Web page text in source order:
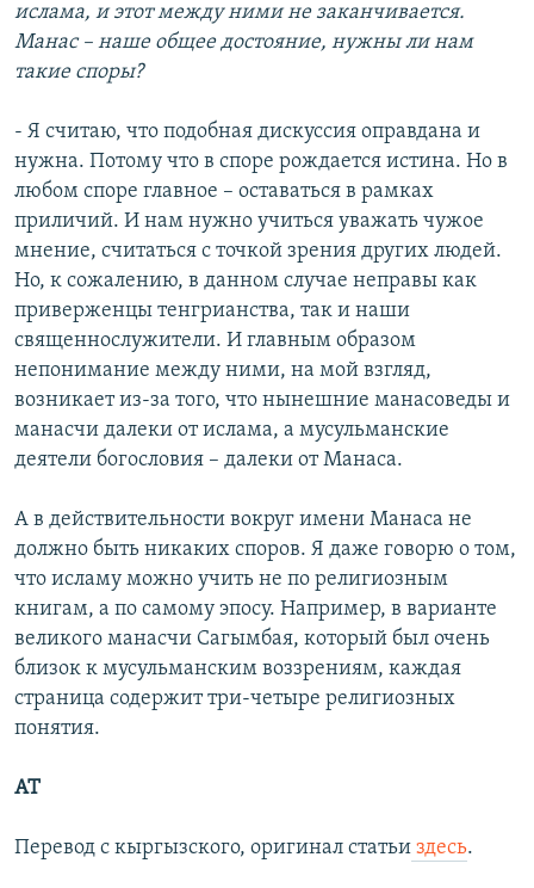
ислама, и этот между ними не заканчивается.
Манас – наше общее достояние, нужны ли нам
такие споры?
- Я считаю, что подобная дискуссия оправдана и
нужна. Потому что в споре рождается истина. Но в
любом споре главное – оставаться в рамках
приличий. И нам нужно учиться уважать чужое
мнение, считаться с точкой зрения других людей.
Но, к сожалению, в данном случае неправы как
приверженцы тенгрианства, так и наши
священнослужители. И главным образом
непонимание между ними, на мой взгляд,
возникает из-за того, что нынешние манасоведы и
манасчи далеки от ислама, а мусульманские
деятели богословия – далеки от Манаса.
А в действительности вокруг имени Манаса не
должно быть никаких споров. Я даже говорю о том,
что исламу можно учить не по религиозным
книгам, а по самому эпосу. Например, в варианте
великого манасчи Сагымбая, который был очень
близок к мусульманским воззрениям, каждая
страница содержит три-четыре религиозных
понятия.
АТ
Перевод с кыргызского, оригинал статьи здесь.